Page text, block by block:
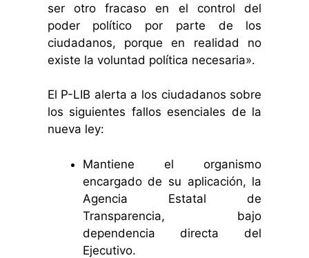
ser otro fracaso en el control del
poder político por parte de los
ciudadanos, porque en realidad no
existe la voluntad política necesaria».
El P-LIB alerta a los ciudadanos sobre
los siguientes fallos esenciales de la
nueva ley:
Mantiene el organismo
encargado de su aplicación, la
Agencia Estatal de
Transparencia, bajo
dependencia directa del
Ejecutivo.